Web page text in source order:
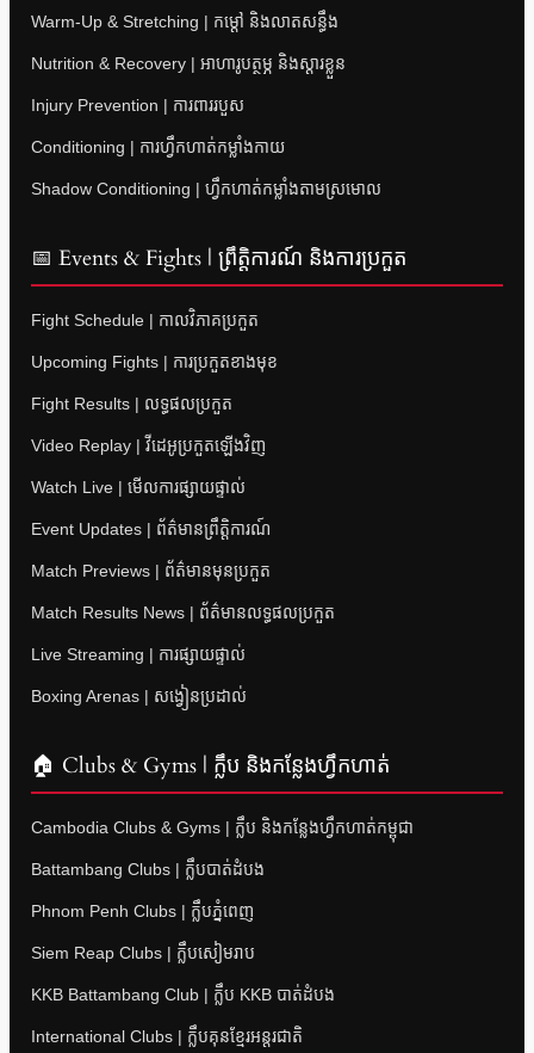
Warm-Up & Stretching | កម្តៅ និងលាតសន្ធឹង
Nutrition & Recovery | អាហារូបត្ថម្ភ និងស្តារខ្លួន
Injury Prevention | ការពាររបួស
Conditioning | ការហ្វឹកហាត់កម្លាំងកាយ
Shadow Conditioning | ហ្វឹកហាត់កម្លាំងតាមស្រមោល
📅 Events & Fights | ព្រឹត្តិការណ៍ និងការប្រកួត
Fight Schedule | កាលវិភាគប្រកួត
Upcoming Fights | ការប្រកួតខាងមុខ
Fight Results | លទ្ធផលប្រកួត
Video Replay | វីដេអូប្រកួតឡើងវិញ
Watch Live | មើលការផ្សាយផ្ទាល់
Event Updates | ព័ត៌មានព្រឹត្តិការណ៍
Match Previews | ព័ត៌មានមុនប្រកួត
Match Results News | ព័ត៌មានលទ្ធផលប្រកួត
Live Streaming | ការផ្សាយផ្ទាល់
Boxing Arenas | សង្វៀនប្រដាល់
🏠 Clubs & Gyms | ក្លឹប និងកន្លែងហ្វឹកហាត់
Cambodia Clubs & Gyms | ក្លឹប និងកន្លែងហ្វឹកហាត់កម្ពុជា
Battambang Clubs | ក្លឹបបាត់ដំបង
Phnom Penh Clubs | ក្លឹបភ្នំពេញ
Siem Reap Clubs | ក្លឹបសៀមរាប
KKB Battambang Club | ក្លឹប KKB បាត់ដំបង
International Clubs | ក្លឹបគុនខ្មែរអន្តរជាតិ